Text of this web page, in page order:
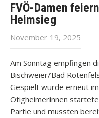
FVÖ-Damen
Heimsieg
November 19, 2025
Am Sonntag empfingen
Bischweier/Bad
Gespielt wurde erneut
Ötigheimerinnen
Partie und mussten